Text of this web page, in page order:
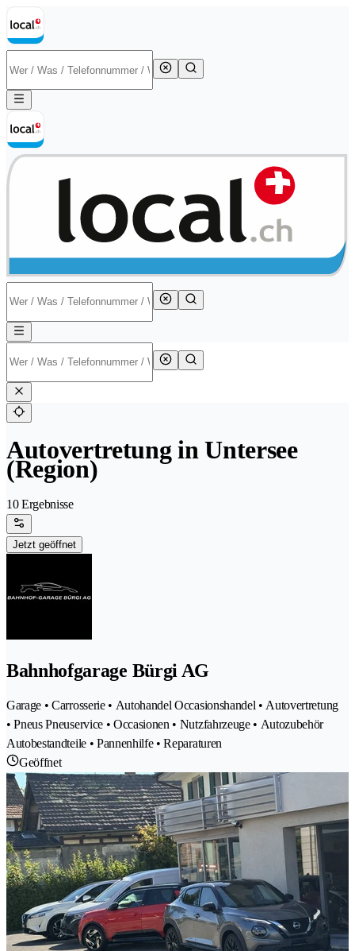
Autovertretung in Untersee
(Region)
10 Ergebnisse
Jetzt geöffnet
Bahnhofgarage Bürgi AG
Garage • Carrosserie • Autohandel Occasionshandel • Autovertretung
• Pneus Pneuservice • Occasionen • Nutzfahrzeuge • Autozubehör
Autobestandteile • Pannenhilfe • Reparaturen
Geöffnet